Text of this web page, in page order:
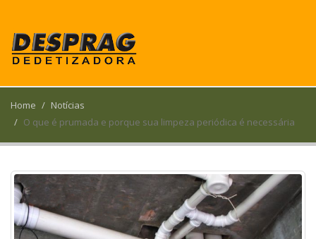
Home
Notícias
O que é prumada e porque sua limpeza periódica é necessária